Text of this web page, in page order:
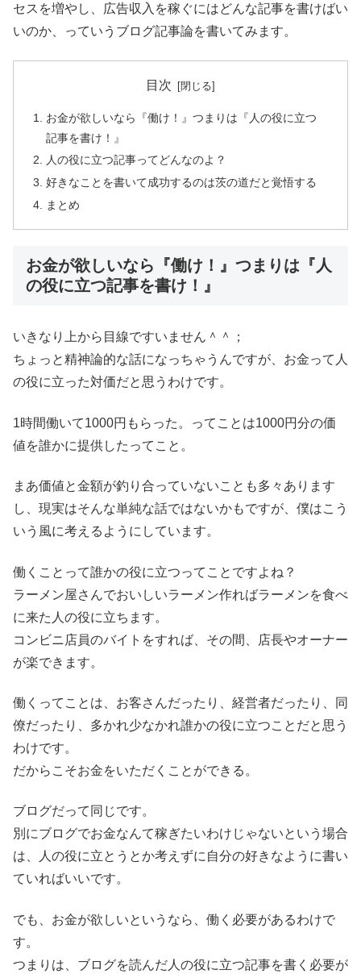
セスを増やし、広告収入を稼ぐにはどんな記事を書けばい
いのか、っていうブログ記事論を書いてみます。
目次
お金が欲しいなら『働け！』つまりは『人の役に立つ
記事を書け！』
人の役に立つ記事ってどんなのよ？
好きなことを書いて成功するのは茨の道だと覚悟する
まとめ
お金が欲しいなら『働け！』つまりは『人
の役に立つ記事を書け！』
いきなり上から目線ですいません＾＾；
ちょっと精神論的な話になっちゃうんですが、お金って人
の役に立った対価だと思うわけです。
1時間働いて1000円もらった。ってことは1000円分の価
値を誰かに提供したってこと。
まあ価値と金額が釣り合っていないことも多々あります
し、現実はそんな単純な話ではないかもですが、僕はこう
いう風に考えるようにしています。
働くことって誰かの役に立つってことですよね？
ラーメン屋さんでおいしいラーメン作ればラーメンを食べ
に来た人の役に立ちます。
コンビニ店員のバイトをすれば、その間、店長やオーナー
が楽できます。
働くってことは、お客さんだったり、経営者だったり、同
僚だったり、多かれ少なかれ誰かの役に立つことだと思う
わけです。
だからこそお金をいただくことができる。
ブログだって同じです。
別にブログでお金なんて稼ぎたいわけじゃないという場合
は、人の役に立とうとか考えずに自分の好きなように書い
ていればいいです。
でも、お金が欲しいというなら、働く必要があるわけで
す。
つまりは、ブログを読んだ人の役に立つ記事を書く必要が